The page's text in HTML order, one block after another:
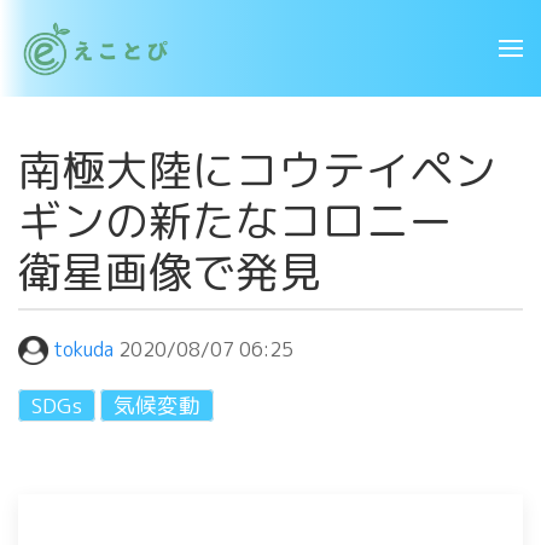
南極大陸にコウテイペン
ギンの新たなコロニー
衛星画像で発見
tokuda 2020/08/07 06:25
SDGs 気候変動